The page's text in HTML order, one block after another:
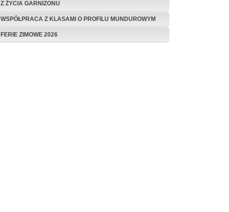
Z ŻYCIA GARNIZONU
WSPÓŁPRACA Z KLASAMI O PROFILU MUNDUROWYM
FERIE ZIMOWE 2026